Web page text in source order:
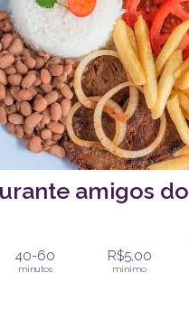
amigos do
40-60
minutos
R$5,00
mínimo